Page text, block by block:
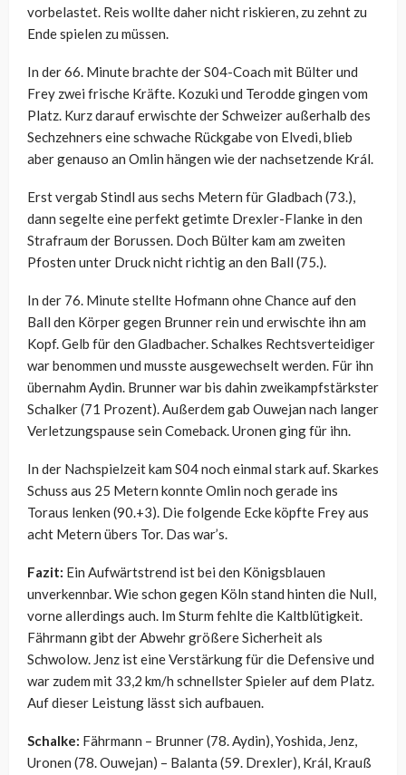
vorbelastet. Reis wollte daher nicht riskieren, zu zehnt zu
Ende spielen zu müssen.
In der 66. Minute brachte der S04-Coach mit Bülter und
Frey zwei frische Kräfte. Kozuki und Terodde gingen vom
Platz. Kurz darauf erwischte der Schweizer außerhalb des
Sechzehners eine schwache Rückgabe von Elvedi, blieb
aber genauso an Omlin hängen wie der nachsetzende Král.
Erst vergab Stindl aus sechs Metern für Gladbach (73.),
dann segelte eine perfekt getimte Drexler-Flanke in den
Strafraum der Borussen. Doch Bülter kam am zweiten
Pfosten unter Druck nicht richtig an den Ball (75.).
In der 76. Minute stellte Hofmann ohne Chance auf den
Ball den Körper gegen Brunner rein und erwischte ihn am
Kopf. Gelb für den Gladbacher. Schalkes Rechtsverteidiger
war benommen und musste ausgewechselt werden. Für ihn
übernahm Aydin. Brunner war bis dahin zweikampfstärkster
Schalker (71 Prozent). Außerdem gab Ouwejan nach langer
Verletzungspause sein Comeback. Uronen ging für ihn.
In der Nachspielzeit kam S04 noch einmal stark auf. Skarkes
Schuss aus 25 Metern konnte Omlin noch gerade ins
Toraus lenken (90.+3). Die folgende Ecke köpfte Frey aus
acht Metern übers Tor. Das war’s.
Fazit: Ein Aufwärtstrend ist bei den Königsblauen
unverkennbar. Wie schon gegen Köln stand hinten die Null,
vorne allerdings auch. Im Sturm fehlte die Kaltblütigkeit.
Fährmann gibt der Abwehr größere Sicherheit als
Schwolow. Jenz ist eine Verstärkung für die Defensive und
war zudem mit 33,2 km/h schnellster Spieler auf dem Platz.
Auf dieser Leistung lässt sich aufbauen.
Schalke: Fährmann – Brunner (78. Aydin), Yoshida, Jenz,
Uronen (78. Ouwejan) – Balanta (59. Drexler), Král, Krauß